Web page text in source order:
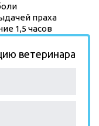
праха
1,5 часов
ветеринара